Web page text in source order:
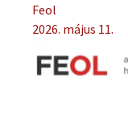
Feol
2026. május 11.